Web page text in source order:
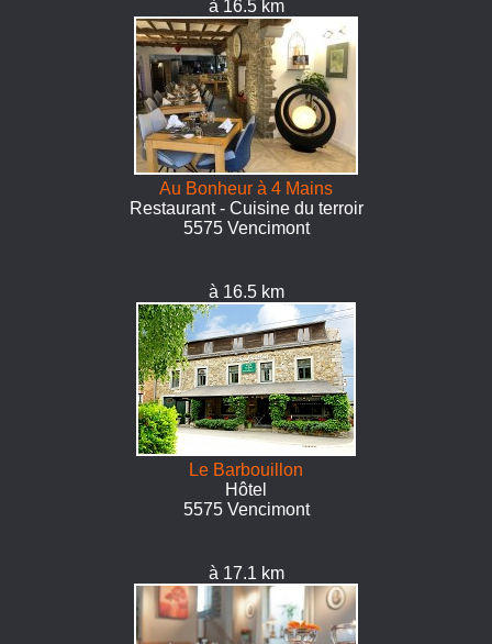
à 16.5 km
Au Bonheur à 4 Mains
Restaurant - Cuisine du terroir
5575 Vencimont
à 16.5 km
Le Barbouillon
Hôtel
5575 Vencimont
à 17.1 km